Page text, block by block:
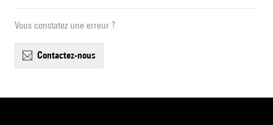
Vous constatez une erreur ?
contactez-nous